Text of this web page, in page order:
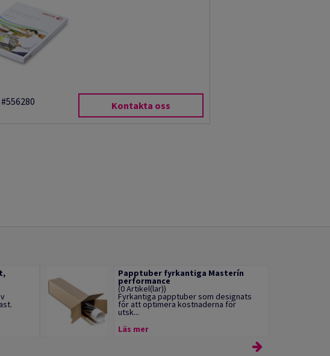
#556280 Kontakta oss
Papptuber fyrkantiga Masterín
performance
(0 Artikel(lar))
Fyrkantiga papptuber som designats
för att optimera kostnaderna för
utsk...
Läs mer